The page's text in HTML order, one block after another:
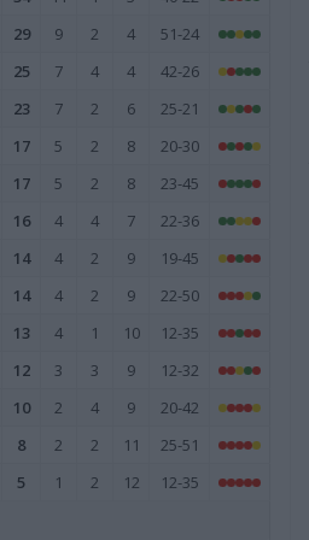
29 9 2 4 51-24
25 7 4 4 42-26
23 7 2 6 25-21
17 5 2 8 20-30
17 5 2 8 23-45
16 4 4 7 22-36
14 4 2 9 19-45
14 4 2 9 22-50
13 4 1 10 12-35
12 3 3 9 12-32
10 2 4 9 20-42
8 2 2 11 25-51
5 1 2 12 12-35